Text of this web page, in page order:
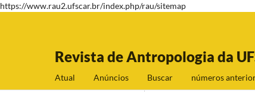
https://www.rau2.ufscar.br/index.php/rau/sitemap
Revista de Antropologia da
Atual Anúncios Buscar números